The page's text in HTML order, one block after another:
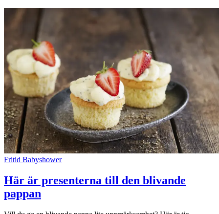
Fritid Babyshower
Här är presenterna till den blivande
pappan